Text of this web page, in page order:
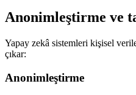
Anonimleştirme ve
Yapay zekâ sistemleri kişisel
çıkar:
Anonimleştirme